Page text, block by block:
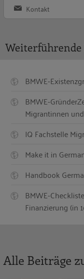
Kontakt
BMWE-
BMWE-
Migrantinnen
IQ Fachstelle
Make it in
Handbook
BMWE-
Finanzierung (in
Alle Beiträge